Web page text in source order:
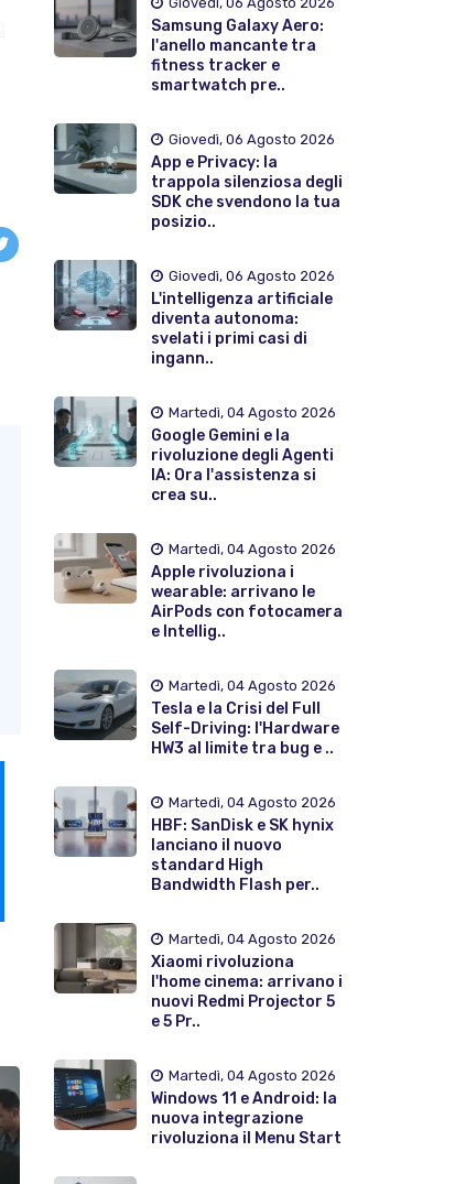
Samsung Galaxy Aero:
l'anello mancante tra
fitness tracker e
smartwatch pre..
Giovedì, 06 Agosto 2026
App e Privacy: la
trappola silenziosa degli
SDK che svendono la tua
posizio..
Giovedì, 06 Agosto 2026
L'intelligenza artificiale
diventa autonoma:
svelati i primi casi di
ingann..
Martedì, 04 Agosto 2026
Google Gemini e la
rivoluzione degli Agenti
IA: Ora l'assistenza si
crea su..
Martedì, 04 Agosto 2026
Apple rivoluziona i
wearable: arrivano le
AirPods con fotocamera
e Intellig..
Martedì, 04 Agosto 2026
Tesla e la Crisi del Full
Self-Driving: l'Hardware
HW3 al limite tra bug e ..
Martedì, 04 Agosto 2026
HBF: SanDisk e SK hynix
lanciano il nuovo
standard High
Bandwidth Flash per..
Martedì, 04 Agosto 2026
Xiaomi rivoluziona
l'home cinema: arrivano i
nuovi Redmi Projector 5
e 5 Pr..
Martedì, 04 Agosto 2026
Windows 11 e Android: la
nuova integrazione
rivoluziona il Menu Start